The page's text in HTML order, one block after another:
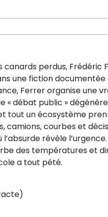
perdus, Frédéric
une fiction
Ferrer organise une
« débat public »
tout un écosystème
camions, courbes et
révèle
des températures et
a tout pété.